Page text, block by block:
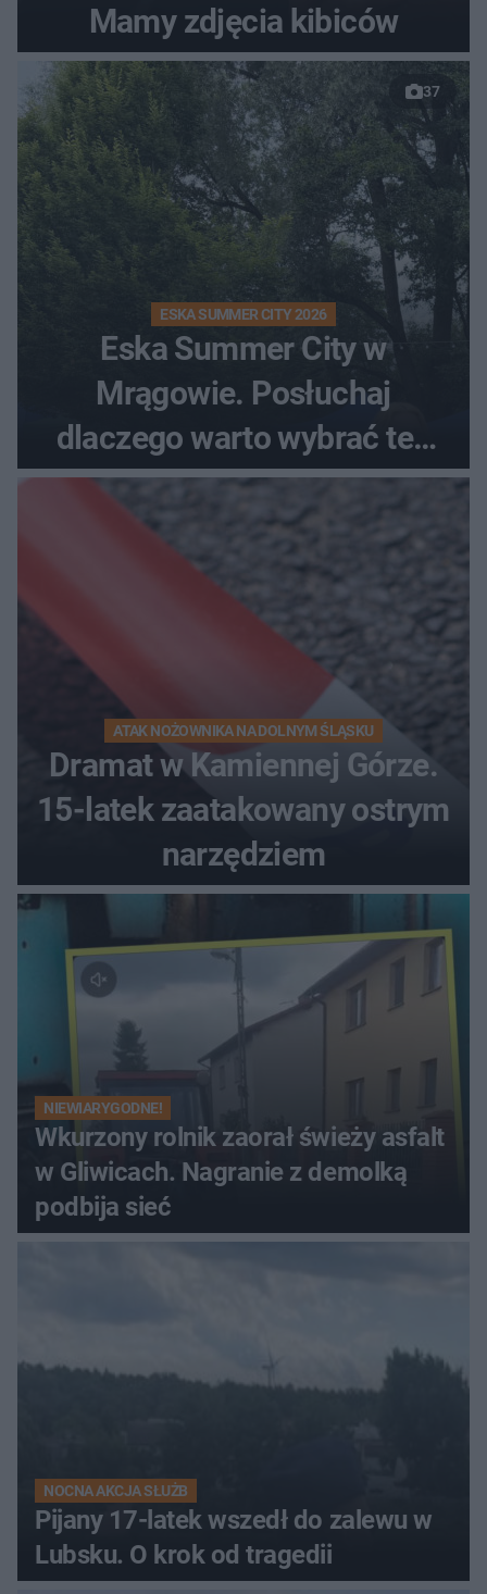
Mamy zdjęcia kibiców
37
ESKA SUMMER CITY 2026
Eska Summer City w
Mrągowie. Posłuchaj
dlaczego warto wybrać ten
kierunek na urlop!
ATAK NOŻOWNIKA NA DOLNYM ŚLĄSKU
Dramat w Kamiennej Górze.
15-latek zaatakowany ostrym
narzędziem
NIEWIARYGODNE!
Wkurzony rolnik zaorał świeży asfalt
w Gliwicach. Nagranie z demolką
podbija sieć
NOCNA AKCJA SŁUŻB
Pijany 17-latek wszedł do zalewu w
Lubsku. O krok od tragedii